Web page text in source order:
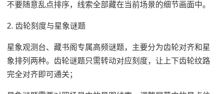
不要随意乱点排序，线索全部藏在当前场景的细节画面中。
2. 齿轮刻度与星象谜题
星象观测台、藏书阁专属高频谜题，主要分为齿轮对齐和星
象排列两种。齿轮谜题只需转动对应刻度，让上下齿轮纹路
完全对齐即可通关；